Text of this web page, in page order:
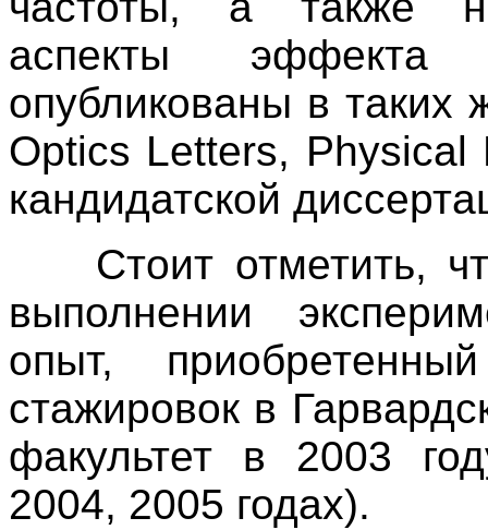
аспекты
опубликованы в
Optics Letters, Physicаl
кандидатской
Стоит отметить,
выполнении
опыт,
стажировок в
факультет в 2003
2004, 2005 годах).